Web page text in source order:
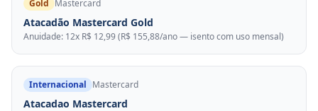
Gold Mastercard
Atacadão Mastercard Gold
Anuidade: 12x R$ 12,99 (R$ 155,88/ano — isento com uso mensal)
Internacional Mastercard
Atacadao Mastercard